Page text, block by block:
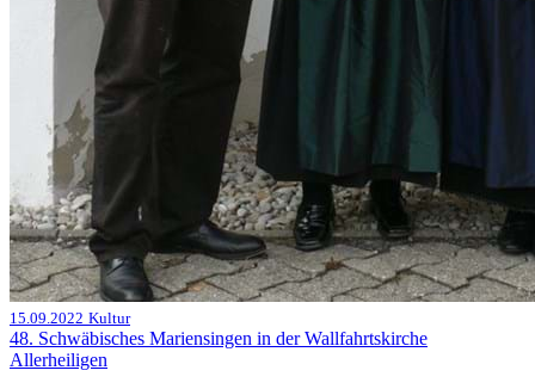
15.09.2022 Kultur
48. Schwäbisches Mariensingen in der Wallfahrtskirche
Allerheiligen